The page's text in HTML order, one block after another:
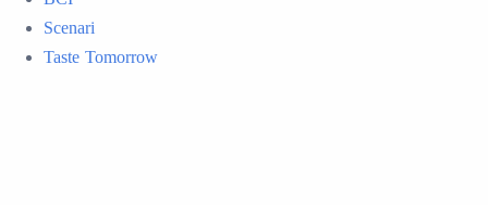
Scenari
Taste Tomorrow